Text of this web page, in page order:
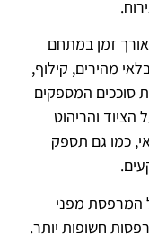
זמן במתחם
מהירים, קילוף,
סוככים המספקים
והריהוט
כמו גם תספק
המרפסת מפני
חשופות יותר.